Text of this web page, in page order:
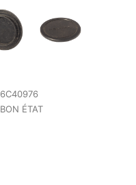
6C40976
BON ÉTAT